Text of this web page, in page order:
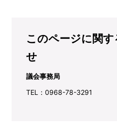
このページに関
せ
議会事務局
TEL：0968-78-3291